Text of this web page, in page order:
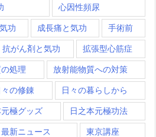
心因性頻尿
功 成長痛と気功 手術前
抗がん剤と気功 拡張型心筋症
処理 放射能物質への対策
々の修錬 日々の暮らしから
極グッズ 日之本元極功法
最新ニュース 東京講座